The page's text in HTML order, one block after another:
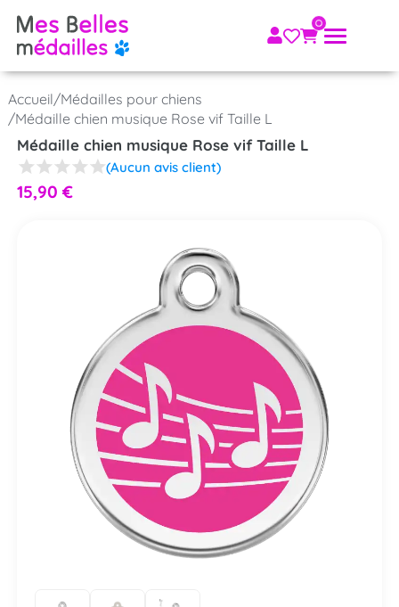
Accueil/Médailles pour chiens
/Médaille chien musique Rose vif Taille L
Médaille chien musique Rose vif Taille L
(Aucun avis client)
15,90 €